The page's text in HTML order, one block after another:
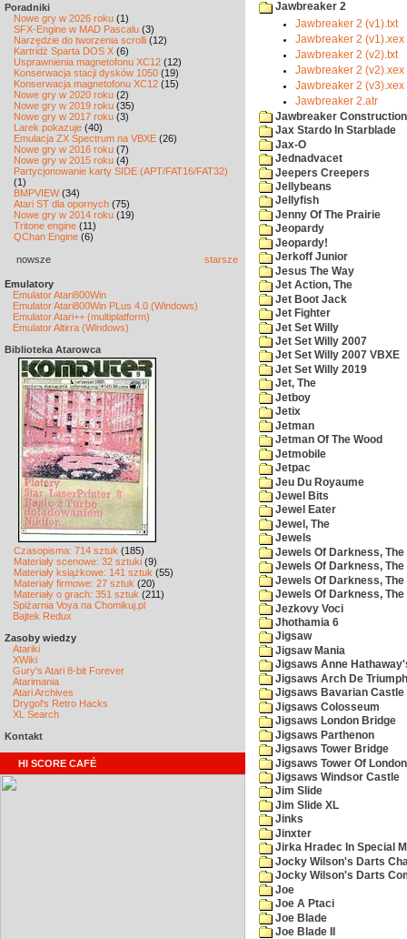
Poradniki
Nowe gry w 2026 roku (1)
SFX-Engine w MAD Pascalu (3)
Narzędzie do tworzenia scrolli (12)
Kartridż Sparta DOS X (6)
Usprawnienia magnetofonu XC12 (12)
Konserwacja stacji dysków 1050 (19)
Konserwacja magnetofonu XC12 (15)
Nowe gry w 2020 roku (2)
Nowe gry w 2019 roku (35)
Nowe gry w 2017 roku (3)
Larek pokazuje (40)
Emulacja ZX Spectrum na VBXE (26)
Nowe gry w 2016 roku (7)
Nowe gry w 2015 roku (4)
Partycjonowanie karty SIDE (APT/FAT16/FAT32)
(1)
BMPVIEW(34)
Atari ST dla opornych (75)
Nowe gry w 2014 roku (19)
Tritone engine (11)
QChan Engine (6)
nowsze starsze
Emulatory
Emulator Atari800Win
Emulator Atari800Win PLus 4.0 (Windows)
Emulator Atari++ (multiplatform)
Emulator Altirra (Windows)
Biblioteka Atarowca
Czasopisma: 714 sztuk (185)
Materiały scenowe: 32 sztuki (9)
Materiały książkowe: 141 sztuk (55)
Materiały firmowe: 27 sztuk (20)
Materiały o grach: 351 sztuk (211)
Spiżarnia Voya na Chomikuj.pl
Bajtek Redux
Zasoby wiedzy
Atariki
XWiki
Gury's Atari 8-bit Forever
Atarimania
Atari Archives
Drygol's Retro Hacks
XL Search
Kontakt
HI SCORE CAFÉ
Jawbreaker 2
Jawbreaker 2 (v1).txt
Jawbreaker 2 (v1).xex
Jawbreaker 2 (v2).txt
Jawbreaker 2 (v2).xex
Jawbreaker 2 (v3).xex
Jawbreaker 2.atr
Jawbreaker Construction
Jax Stardo In Starblade
Jax-O
Jednadvacet
Jeepers Creepers
Jellybeans
Jellyfish
Jenny Of The Prairie
Jeopardy
Jeopardy!
Jerkoff Junior
Jesus The Way
Jet Action, The
Jet Boot Jack
Jet Fighter
Jet Set Willy
Jet Set Willy 2007
Jet Set Willy 2007 VBXE
Jet Set Willy 2019
Jet, The
Jetboy
Jetix
Jetman
Jetman Of The Wood
Jetmobile
Jetpac
Jeu Du Royaume
Jewel Bits
Jewel Eater
Jewel, The
Jewels
Jewels Of Darkness, The
Jewels Of Darkness,
Jewels Of Darkness,
Jewels Of Darkness,
Jezkovy Voci
Jhothamia 6
Jigsaw
Jigsaw Mania
Jigsaws Anne
Jigsaws Arch De Triumph
Jigsaws Bavarian Castle
Jigsaws Colosseum
Jigsaws London Bridge
Jigsaws Parthenon
Jigsaws Tower Bridge
Jigsaws Tower Of London
Jigsaws Windsor Castle
Jim Slide
Jim Slide XL
Jinks
Jinxter
Jirka Hradec In Special
Jocky Wilson's Darts
Jocky Wilson's Darts
Joe
Joe A Ptaci
Joe Blade
Joe Blade II